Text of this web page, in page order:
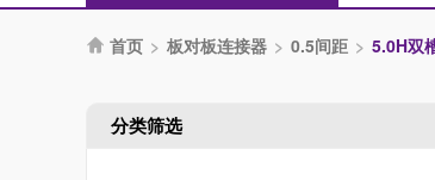
 首页 > 板对板连接器 > 0.5间距 > 5.0H双
分类筛选